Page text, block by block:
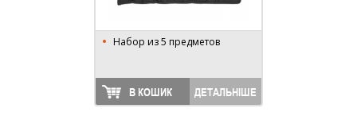
Набор из 5 предметов
В КОШИК ДЕТАЛЬНІШЕ